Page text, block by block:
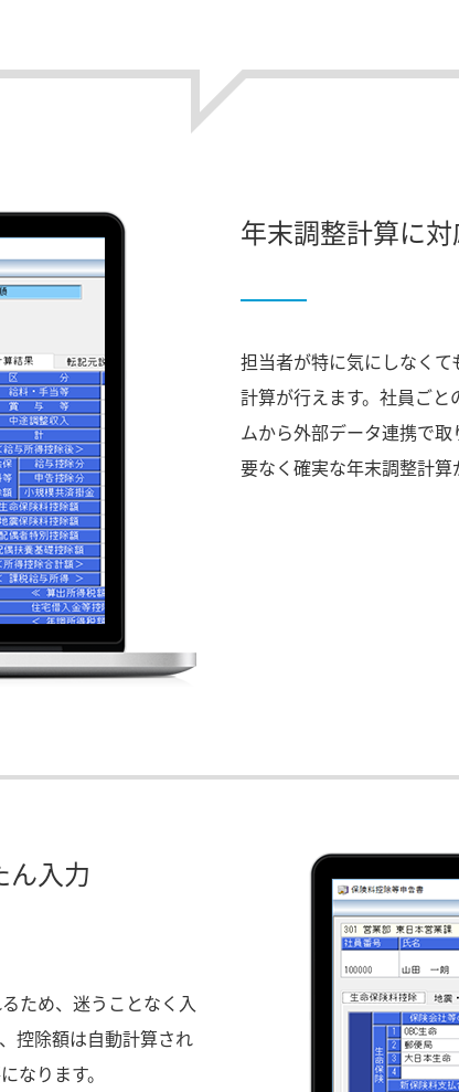
年末調整計算に対
担当者が特に気にしなく
計算が行えます。社員ごと
ムから外部データ連携で
要なく確実な年末調整計算
ん入力
ため、迷うことなく入
控除額は自動計算され
なります。